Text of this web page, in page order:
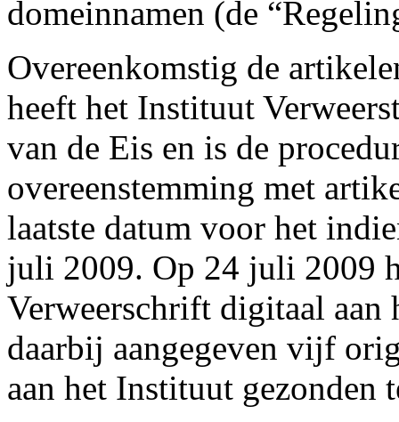
domeinnamen (de
Overeenkomstig de
heeft het Instituut
van de Eis en is de
overeenstemming met
laatste datum voor het
juli 2009. Op 24 juli 2009
Verweerschrift digitaal aan
daarbij aangegeven vijf
aan het Instituut gezonden